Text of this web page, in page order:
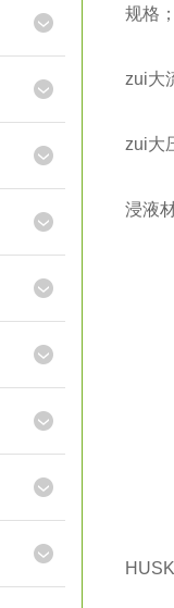
规格
zui大
zui大
浸液